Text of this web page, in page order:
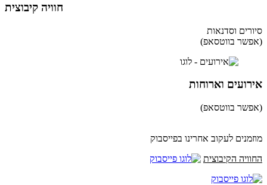
חוויה קיבוצית
סיורים וסדנאות
(אפשר בווטסאפ)
אירועים וארוחות
(אפשר בווטסאפ)
מוזמנים לעקוב אחרינו בפייסבוק
החוויה הקיבוצית